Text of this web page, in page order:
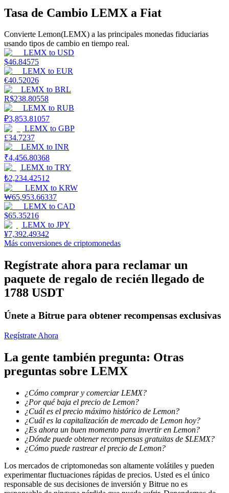
Earn
Power Piggy
Gana recompensas competitivas diariamente
Staking
Launchpool
Participación flexible para ganar tokens populares
Tasa de Cambio LEMX a Fiat
Convierte Lemon(LEMX) a las principales monedas fiduciarias
usando tipos de cambio en tiempo real.
LEMX to USD
$46.84575
LEMX to EUR
€40.52026
LEMX to BRL
R$238.80558
LEMX to RUB
₽3,853.81057
LEMX to GBP
£34.7237
LEMX to INR
₹4,456.80368
LEMX to TRY
₺2,234.42512
LEMX to KRW
₩65,953.66337
LEMX to CAD
$65.35216
LEMX to JPY
¥7,392.49342
Más conversiones de criptomonedas
Regístrate ahora para reclamar un
paquete de regalo de recién llegado de
1788 USDT
Únete a Bitrue para obtener recompensas exclusivas
Regístrate Ahora
La gente también pregunta: Otras
preguntas sobre LEMX
¿Cómo comprar y comerciar LEMX?
¿Por qué baja el precio de Lemon?
¿Cuál es el precio máximo histórico de Lemon?
¿Cuál es la capitalización de mercado de Lemon hoy?
¿Es ahora un buen momento para invertir en Lemon?
¿Dónde puede obtener recompensas gratuitas de $LEMX?
¿Cómo puede rastrear el precio de Lemon?
Los mercados de criptomonedas son altamente volátiles y pueden
experimentar fluctuaciones rápidas de precios. Usted es el único
responsable de sus decisiones de inversión y Bitrue no es